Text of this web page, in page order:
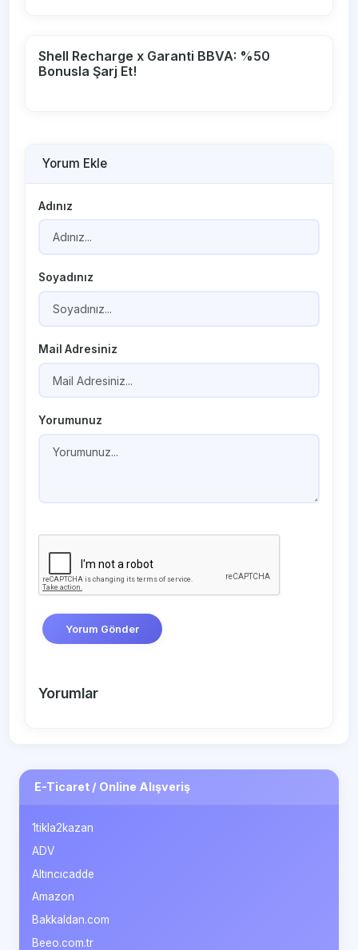
Shell Recharge x Garanti BBVA: %50
Bonusla Şarj Et!
Yorum Ekle
Adınız
Soyadınız
Mail Adresiniz
Yorumunuz
Yorum Gönder
Yorumlar
E-Ticaret / Online Alışveriş
1tikla2kazan
ADV
Altıncıcadde
Amazon
Bakkaldan.com
Beeo.com.tr